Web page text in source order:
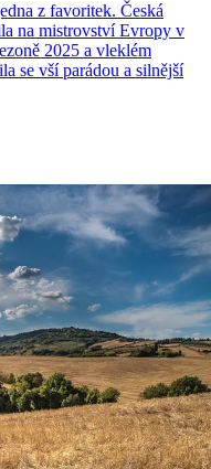
z favoritek. Česká
na mistrovství Evropy v
2025 a vleklém
se vší parádou a silnější